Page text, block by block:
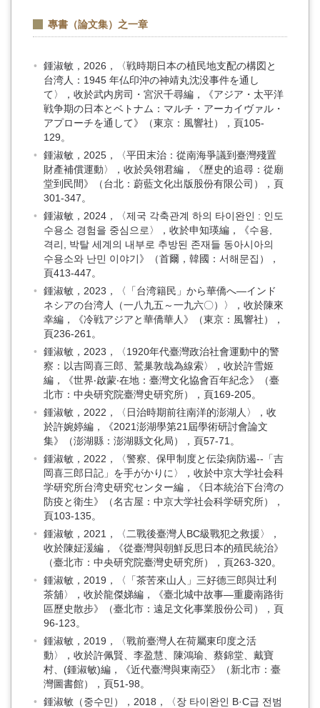
專書（論文集）之一章
鍾淑敏，2026，〈戦時期日本の植民地支配の構図と
台湾人：1945 年仏印沖の神靖丸沈没事件を通し
て〉，收於武内房司・宮沢千尋編，《アジア・太平洋
戦争期の日本とベトナム：マルチ・アーカイヴァル・
アプローチを通して》（東京：風響社），頁105-
129。
鍾淑敏，2025，〈平田末治：從南海爭議到臺灣殘置
財產補償運動〉，收於吳翎君編，《歷史的追尋：從廟
堂到民間》（台北：蔚藍文化出版股份有限公司），頁
301-347。
鍾淑敏，2024，〈제국 각축관계 하의 타이완인 : 인도
수용소 경험을 중심으로〉，收於申知瑛編，《수용,
격리, 박탈 세계의 내부로 추방된 존재들 동아시아의
수용소와 난민 이야기》（首爾，韓國：서해문집），
頁413-447。
鍾淑敏，2023，〈「台湾籍民」から華僑へ―インド
ネシアの台湾人（一八九五～一九六〇）〉，收於陳來
幸編，《冷戦アジアと華僑華人》（東京：風響社），
頁236-261。
鍾淑敏，2023，〈1920年代臺灣政治社會運動中的警
察：以吉岡喜三郎、鷲巢敦哉為線索〉，收於許雪姬
編，《世界‧啟蒙‧在地：臺灣文化協會百年紀念》（臺
北市：中央研究院臺灣史研究所），頁169-205。
鍾淑敏，2022，〈日治時期前往南洋的澎湖人〉，收
於許婉婷編，《2021澎湖學第21屆學術研討會論文
集》（澎湖縣：澎湖縣文化局），頁57-71。
鍾淑敏，2022，〈警察、保甲制度と伝染病防遏--「吉
岡喜三郎日記」を手がかりに〉，收於中京大学社会科
学研究所台湾史研究センター編，《日本統治下台湾の
防疫と衛生》（名古屋：中京大学社会科学研究所），
頁103-135。
鍾淑敏，2021，〈二戰後臺灣人BC級戰犯之救援〉，
收於陳姃湲編，《從臺灣與朝鮮反思日本的殖民統治》
（臺北市：中央研究院臺灣史研究所），頁263-320。
鍾淑敏，2019，〈「茶苦來山人」三好德三郎與辻利
茶舖〉，收於龍傑娣編，《臺北城中故事—重慶南路街
區歷史散步》（臺北市：遠足文化事業股份公司），頁
96-123。
鍾淑敏，2019，〈戰前臺灣人在荷屬東印度之活
動〉，收於許佩賢、李盈慧、陳鴻瑜、蔡錦堂、戴寶
村、(鍾淑敏)編，《近代臺灣與東南亞》（新北市：臺
灣圖書館），頁51-98。
鍾淑敏（중수민），2018，〈장 타이완인 B·C급 전범